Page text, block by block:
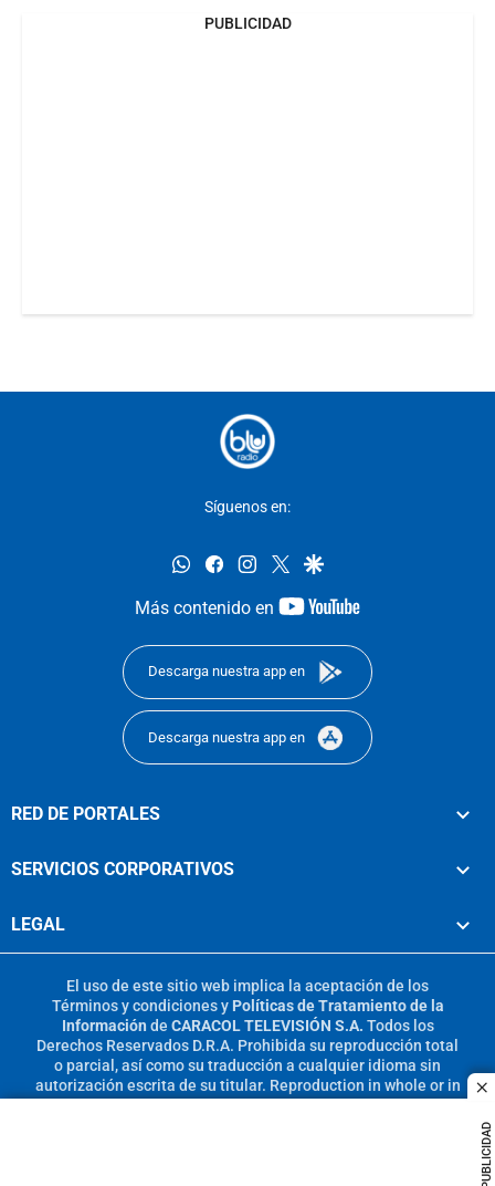
PUBLICIDAD
PUBLICIDAD
Síguenos en:
whatsappfacebookinstagram
twittergoogle
Más contenido en
youtube-
Descarga nuestra app en
Descarga nuestra app en
RED DE PORTALES
SERVICIOS CORPORATIVOS
LEGAL
El uso de este sitio web implica la aceptación de los
Términos y condicionesy Políticas de Tratamiento de la
Información de CARACOL TELEVISIÓN S.A. Todos los
Derechos Reservados D.R.A. Prohibida su reproducción total
o parcial, así como su traducción a cualquier idioma sin
autorización escrita de su titular. Reproduction in whole or in